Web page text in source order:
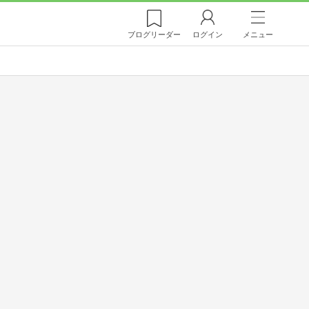
ブログリーダー ログイン メニュー